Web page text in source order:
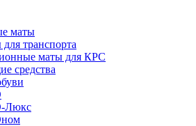
маты
транспорта
маты для КРС
средства
Люкс